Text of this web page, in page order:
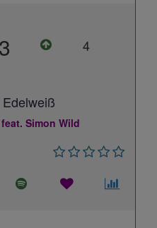
3 4
Simon Wild